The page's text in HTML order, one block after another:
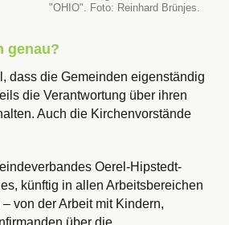
"OHIO". Foto: Reinhard Brünjes.
genau?
dass die Gemeinden eigenständig
die Verantwortung über ihren
Auch die Kirchenvorstände
Oerel-Hipstedt-
künftig in allen Arbeitsbereichen
von der Arbeit mit Kindern,
über die